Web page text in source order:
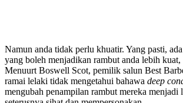
Namun anda tidak perlu khuatir. Yang pasti,
yang boleh menjadikan rambut anda lebih kuat,
Menuurt Boswell Scot, pemilik salun Best
ramai lelaki tidak mengetahui bahawa deep
mengubah penampilan rambut mereka menjadi